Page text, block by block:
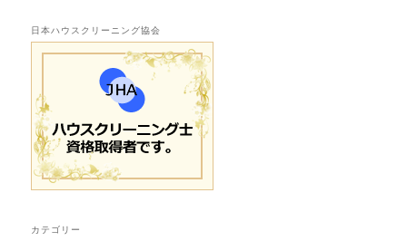
日本ハウスクリーニング協会
カテゴリー